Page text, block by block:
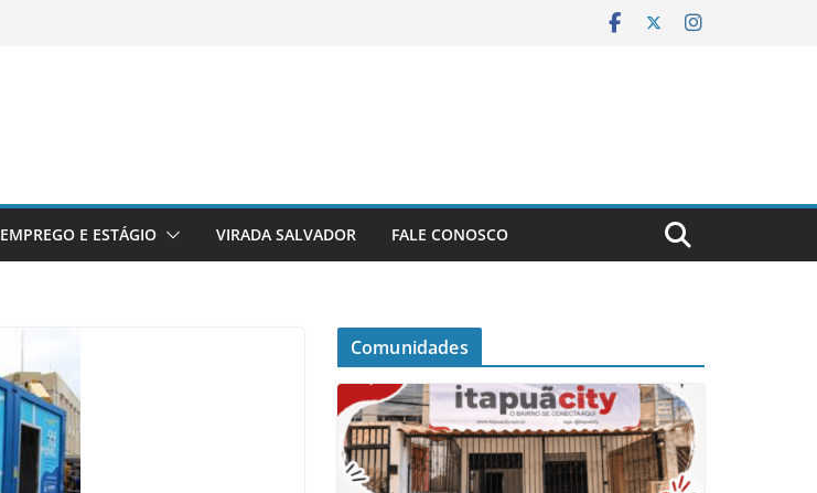
EMPREGO E ESTÁGIO VIRADA SALVADOR FALE CONOSCO
Comunidades